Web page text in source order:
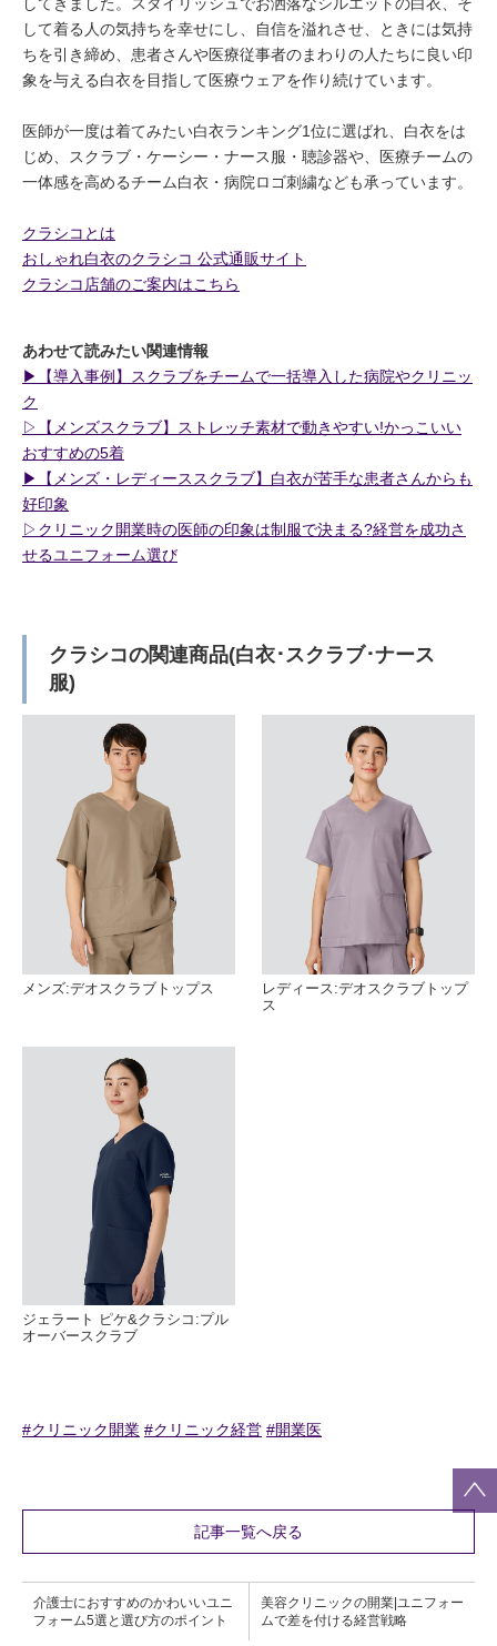
して着る人の気持ちを幸せにし、自信を溢れさせ、ときには気持
ちを引き締め、患者さんや医療従事者のまわりの人たちに良い印
象を与える白衣を目指して医療ウェアを作り続けています。
医師が一度は着てみたい白衣ランキング1位に選ばれ、白衣をは
じめ、スクラブ・ケーシー・ナース服・聴診器や、医療チームの
一体感を高めるチーム白衣・病院ロゴ刺繍なども承っています。
クラシコとは
おしゃれ白衣のクラシコ 公式通販サイト
クラシコ店舗のご案内はこちら
あわせて読みたい関連情報
▶︎【導入事例】スクラブをチームで一括導入した病院やクリニッ
ク
▷【メンズスクラブ】ストレッチ素材で動きやすい!かっこいい
おすすめの5着
▶︎【メンズ・レディーススクラブ】白衣が苦手な患者さんからも
好印象
▷クリニック開業時の医師の印象は制服で決まる?経営を成功さ
せるユニフォーム選び
クラシコの関連商品(白衣･スクラブ･ナース
服)
メンズ:デオスクラブトップス
レディース:デオスクラブトップ
ス
ジェラート ピケ&クラシコ:プル
オーバースクラブ
#クリニック開業 #クリニック経営 #開業医
記事一覧へ戻る
介護士におすすめのかわいいユニ
フォーム5選と選び方のポイント
美容クリニックの開業|ユニフォー
ムで差を付ける経営戦略